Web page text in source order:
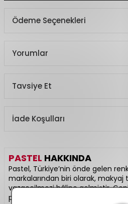
Ödeme Seçenekleri
Yorumlar
Tavsiye Et
İade Koşulları
PASTEL HAKKINDA
Pastel, Türkiye’nin önde gelen
markalarından biri olarak, makyaj
vazgeçilmezi hâline gelmiştir.
paletleri, mat ve likit rujlar, allıklar,